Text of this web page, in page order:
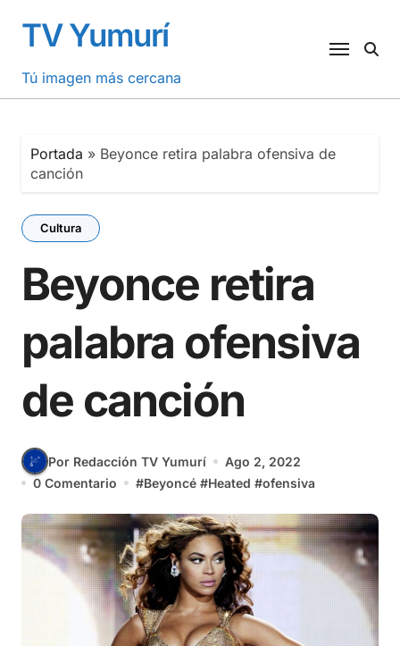
contenido
TV Yumurí
Tú imagen más cercana
Portada » Beyonce retira palabra ofensiva de
canción
Cultura
Beyonce retira
palabra ofensiva
de canción
Por Redacción TV Yumurí
Ago 2, 2022
0 Comentario
#Beyoncé #Heated #ofensiva